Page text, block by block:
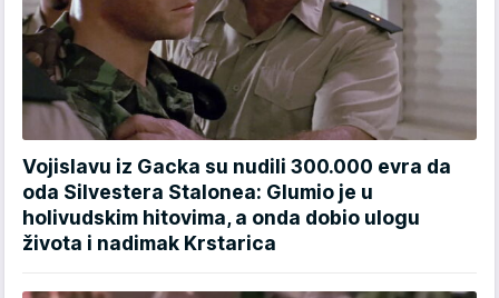
Vojislavu iz Gacka su nudili 300.000 evra da
oda Silvestera Stalonea: Glumio je u
holivudskim hitovima, a onda dobio ulogu
života i nadimak Krstarica